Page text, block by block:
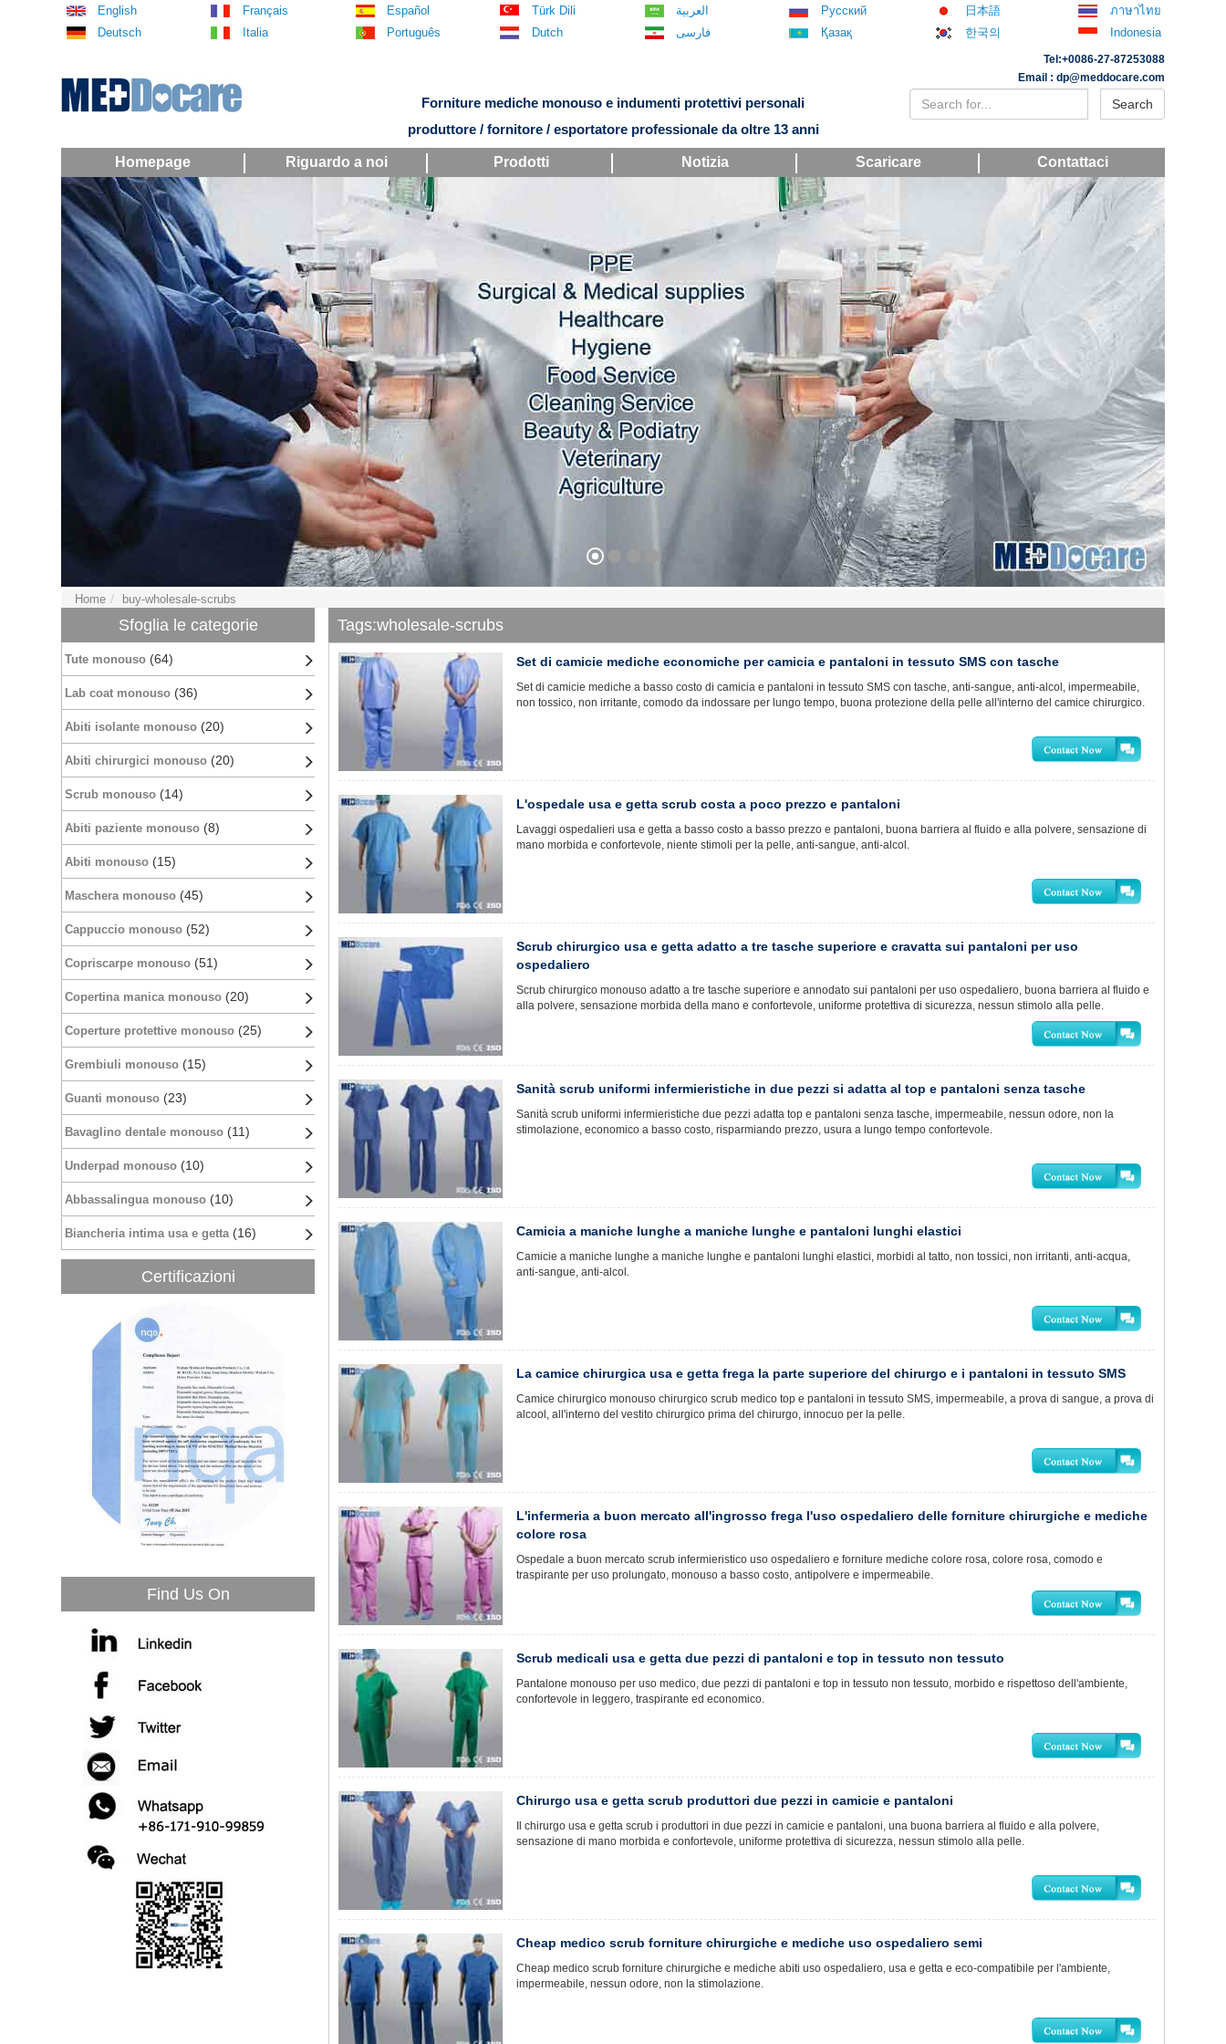
English Français Español Türk Dili العربية Русский 日本語
ภาษาไทย
Deutsch
Italia Português Dutch فارسی Қазақ 한국의 Indonesia
Forniture mediche monouso e indumenti protettivi personali
produttore / fornitore / esportatore professionale da oltre 13 anni
Tel:+0086-27-87253088
Email : dp@meddocare.com
Search
Homepage Riguardo a noi Prodotti Notizia Scaricare Contattaci
Home buy-wholesale-scrubs
Sfoglia le categorie
Tute monouso (64)
Lab coat monouso (36)
Abiti isolante monouso (20)
Abiti chirurgici monouso (20)
Scrub monouso (14)
Abiti paziente monouso (8)
Abiti monouso (15)
Maschera monouso (45)
Cappuccio monouso (52)
Copriscarpe monouso (51)
Copertina manica monouso (20)
Coperture protettive monouso (25)
Grembiuli monouso (15)
Guanti monouso (23)
Bavaglino dentale monouso (11)
Underpad monouso (10)
Abbassalingua monouso (10)
Biancheria intima usa e getta (16)
Certificazioni
Find Us On
Tags:wholesale-scrubs
Set di camicie mediche economiche per camicia e pantaloni in tessuto SMS con tasche
Set di camicie mediche a basso costo di camicia e pantaloni in tessuto SMS con tasche, anti-sangue, anti-alcol, impermeabile,
non tossico, non irritante, comodo da indossare per lungo tempo, buona protezione della pelle all'interno del camice chirurgico.
L'ospedale usa e getta scrub costa a poco prezzo e pantaloni
Lavaggi ospedalieri usa e getta a basso costo a basso prezzo e pantaloni, buona barriera al fluido e alla polvere, sensazione di
mano morbida e confortevole, niente stimoli per la pelle, anti-sangue, anti-alcol.
Scrub chirurgico usa e getta adatto a tre tasche superiore e cravatta sui pantaloni per uso
ospedaliero
Scrub chirurgico monouso adatto a tre tasche superiore e annodato sui pantaloni per uso ospedaliero, buona barriera al fluido e
alla polvere, sensazione morbida della mano e confortevole, uniforme protettiva di sicurezza, nessun stimolo alla pelle.
Sanità scrub uniformi infermieristiche in due pezzi si adatta al top e pantaloni senza tasche
Sanità scrub uniformi infermieristiche due pezzi adatta top e pantaloni senza tasche, impermeabile, nessun odore, non la
stimolazione, economico a basso costo, risparmiando prezzo, usura a lungo tempo confortevole.
Camicia a maniche lunghe a maniche lunghe e pantaloni lunghi elastici
Camicie a maniche lunghe a maniche lunghe e pantaloni lunghi elastici, morbidi al tatto, non tossici, non irritanti, anti-acqua,
anti-sangue, anti-alcol.
La camice chirurgica usa e getta frega la parte superiore del chirurgo e i pantaloni in tessuto SMS
Camice chirurgico monouso chirurgico scrub medico top e pantaloni in tessuto SMS, impermeabile, a prova di sangue, a prova di
alcool, all'interno del vestito chirurgico prima del chirurgo, innocuo per la pelle.
L'infermeria a buon mercato all'ingrosso frega l'uso ospedaliero delle forniture chirurgiche e mediche
colore rosa
Ospedale a buon mercato scrub infermieristico uso ospedaliero e forniture mediche colore rosa, colore rosa, comodo e
traspirante per uso prolungato, monouso a basso costo, antipolvere e impermeabile.
Scrub medicali usa e getta due pezzi di pantaloni e top in tessuto non tessuto
Pantalone monouso per uso medico, due pezzi di pantaloni e top in tessuto non tessuto, morbido e rispettoso dell'ambiente,
confortevole in leggero, traspirante ed economico.
Chirurgo usa e getta scrub produttori due pezzi in camicie e pantaloni
Il chirurgo usa e getta scrub i produttori in due pezzi in camicie e pantaloni, una buona barriera al fluido e alla polvere,
sensazione di mano morbida e confortevole, uniforme protettiva di sicurezza, nessun stimolo alla pelle.
Cheap medico scrub forniture chirurgiche e mediche uso ospedaliero semi
Cheap medico scrub forniture chirurgiche e mediche abiti uso ospedaliero, usa e getta e eco-compatibile per l'ambiente,
impermeabile, nessun odore, non la stimolazione.